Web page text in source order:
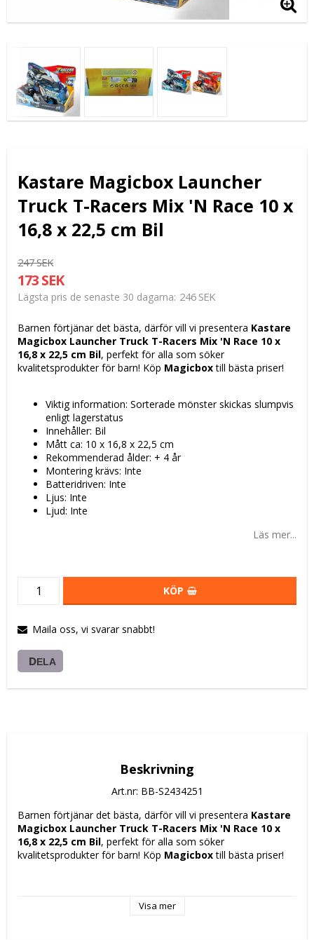
Kastare Magicbox Launcher
Truck T-Racers Mix 'N Race 10 x
16,8 x 22,5 cm Bil
247 SEK
173 SEK
Lägsta pris de senaste 30 dagarna 246 SEK
Barnen förtjänar det bästa, därför vill vi presentera Kastare
Magicbox Launcher Truck T-Racers Mix 'N Race 10 x
16,8 x 22,5 cm Bil, perfekt för alla som söker
kvalitetsprodukter för barn! Köp Magicboxtill bästa priser!
Viktig information: Sorterade mönster skickas slumpvis
enligt lagerstatus
Innehåller: Bil
Mått ca: 10 x 16,8 x 22,5 cm
Rekommenderad ålder: + 4 år
Montering krävs: Inte
Batteridriven: Inte
Ljus: Inte
Ljud: Inte
Läs mer...
KÖP
Maila oss, vi svarar snabbt!
DELA
Beskrivning
Art.nr: BB-S2434251
Barnen förtjänar det bästa, därför vill vi presentera Kastare
Magicbox Launcher Truck T-Racers Mix 'N Race 10 x
16,8 x 22,5 cm Bil, perfekt för alla som söker
kvalitetsprodukter för barn! Köp Magicbox till bästa priser!
Visa mer